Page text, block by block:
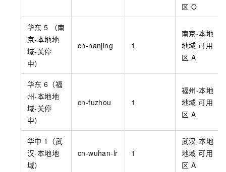
区 O
华东 5 （南
京-本地地
域-关停
中）
cn-nanjing 1
南京-本地
地域 可用
区 A
华东 6（福
州-本地地
域-关停
中）
cn-fuzhou 1
福州-本地
地域 可用
区 A
华中 1（武
汉-本地地
域）
cn-wuhan-lr 1
武汉-本地
地域 可用
区 A